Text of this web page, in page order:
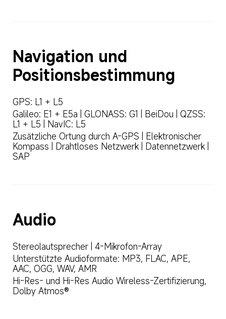
Navigation und
Positionsbestimmung
GPS: L1 + L5
Galileo: E1 + E5a | GLONASS: G1 | BeiDou | QZSS:
L1 + L5 | NavIC: L5
Zusätzliche Ortung durch A-GPS | Elektronischer
Kompass | Drahtloses Netzwerk | Datennetzwerk |
SAP
Audio
Stereolautsprecher | 4-Mikrofon-Array
Unterstützte Audioformate: MP3, FLAC, APE,
AAC, OGG, WAV, AMR
Hi-Res- und Hi-Res Audio Wireless-Zertifizierung,
Dolby Atmos®